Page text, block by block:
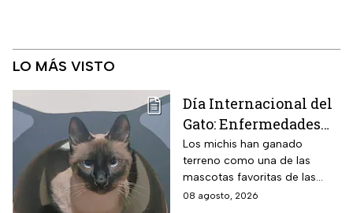
LO MÁS VISTO
Día Internacional del
Gato: Enfermedades
más comunes y cómo
cuidar a estos felinos
Los michis han ganado
terreno como una de las
mascotas favoritas de las
familias mexicanas y hoy 8 de
08 agosto, 2026